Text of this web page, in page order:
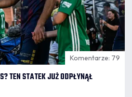
Komentarze: 79
TEN STATEK JUŻ ODPŁYNĄŁ